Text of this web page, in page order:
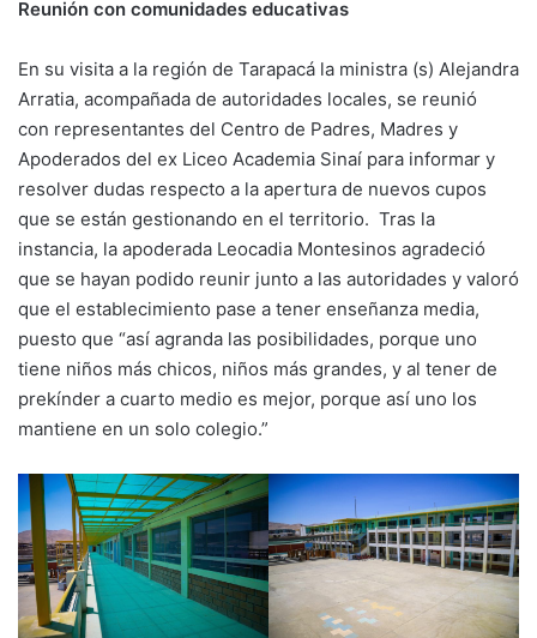
Reunión con comunidades educativas
En su visita a la región de Tarapacá la ministra (s) Alejandra
Arratia, acompañada de autoridades locales, se reunió
con representantes del Centro de Padres, Madres y
Apoderados del ex Liceo Academia Sinaí para informar y
resolver dudas respecto a la apertura de nuevos cupos
que se están gestionando en el territorio. Tras la
instancia, la apoderada Leocadia Montesinos agradeció
que se hayan podido reunir junto a las autoridades y valoró
que el establecimiento pase a tener enseñanza media,
puesto que “así agranda las posibilidades, porque uno
tiene niños más chicos, niños más grandes, y al tener de
prekínder a cuarto medio es mejor, porque así uno los
mantiene en un solo colegio.”